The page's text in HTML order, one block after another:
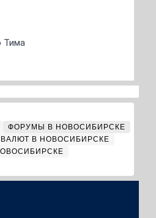
Тима
ФОРУМЫ В НОВОСИБИРСКЕ
В НОВОСИБИРСКЕ